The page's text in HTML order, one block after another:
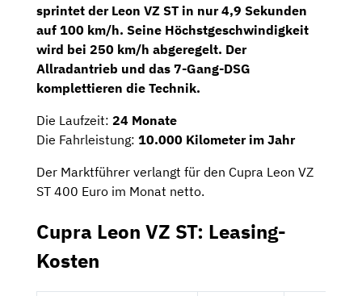
sprintet der Leon VZ ST in nur 4,9 Sekunden
auf 100 km/h. Seine Höchstgeschwindigkeit
wird bei 250 km/h abgeregelt. Der
Allradantrieb und das 7-Gang-DSG
komplettieren die Technik.
Die Laufzeit: 24 Monate
Die Fahrleistung: 10.000 Kilometer im Jahr
Der Marktführer verlangt für den Cupra Leon VZ
ST 400 Euro im Monat netto.
Cupra Leon VZ ST: Leasing-
Kosten